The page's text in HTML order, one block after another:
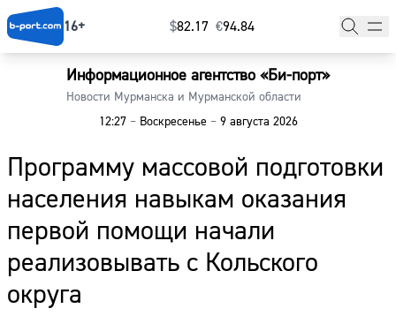
16+ $⁠82.17 €⁠94.84
Информационное агентство «Би-порт»
Новости Мурманска и Мурманской области
12:27 –Воскресенье –9 августа 2026
Программу массовой подготовки
населения навыкам оказания
первой помощи начали
реализовывать с Кольского
округа
Главная
Наши гости
Фоторепортажи
Погода
Курсы валют